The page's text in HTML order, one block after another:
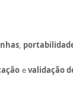
,
evalidação